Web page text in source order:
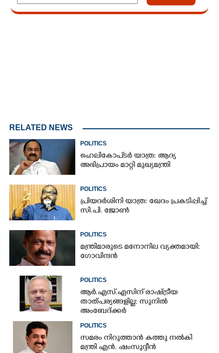
RELATED NEWS
POLITICS
ഹെലികോപ്ടർ യാത്ര: ആദ്യ
അഭിപ്രായം മാറ്റി മുഖ്യമന്ത്രി
POLITICS
പ്രിയദർശിനി യാത്ര: ഖേദം പ്രകടിപ്പിച്ച്
സി.പി. ജോൺ
POLITICS
മന്ത്രിമാരുടെ മനോനില വ്യക്തമായി:
ഗോവിന്ദൻ
POLITICS
ആർ.എസ്.എസിന് രാഷ്ട്രീയ
താത്പര്യങ്ങളില്ല: സുനിൽ
അംബേദ്ക്കർ
POLITICS
സമരം നിറുത്താൻ കത്തു നൽകി
മന്ത്രി എൻ. ഷംസുദ്ദീൻ